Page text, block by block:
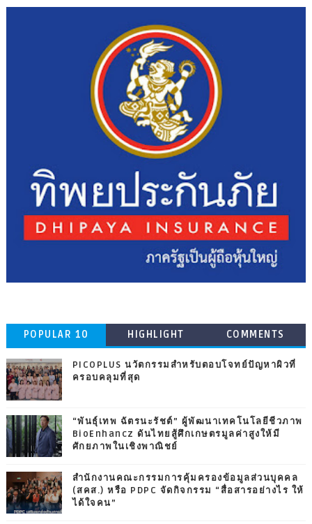
POPULAR 10 HIGHLIGHT COMMENTS
PICOPLUS นวัตกรรมสำหรับตอบโจทย์ปัญหาผิวที่
ครอบคลุมที่สุด
“พันธุ์เทพ ฉัตรนะรัชต์” ผู้พัฒนาเทคโนโลยีชีวภาพ
BioEnhancz ดันไทยสู้ศึกเกษตรมูลค่าสูงให้มี
ศักยภาพในเชิงพาณิชย์
สำนักงานคณะกรรมการคุ้มครองข้อมูลส่วนบุคคล
(สคส.) หรือ PDPC จัดกิจกรรม “สื่อสารอย่างไร ให้
ได้ใจคน”